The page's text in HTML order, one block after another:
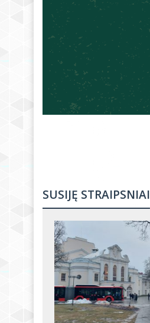
SUSIJĘ STRAIPSNIAI